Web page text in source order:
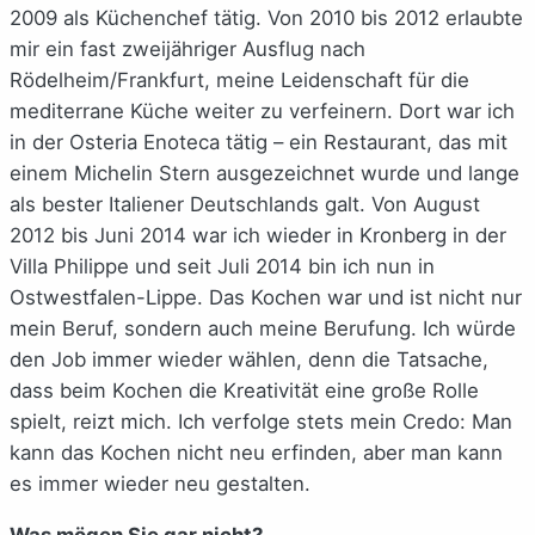
2009 als Küchenchef tätig. Von 2010 bis 2012 erlaubte
mir ein fast zweijähriger Ausflug nach
Rödelheim/Frankfurt, meine Leidenschaft für die
mediterrane Küche weiter zu verfeinern. Dort war ich
in der Osteria Enoteca tätig – ein Restaurant, das mit
einem Michelin Stern ausgezeichnet wurde und lange
als bester Italiener Deutschlands galt. Von August
2012 bis Juni 2014 war ich wieder in Kronberg in der
Villa Philippe und seit Juli 2014 bin ich nun in
Ostwestfalen-Lippe. Das Kochen war und ist nicht nur
mein Beruf, sondern auch meine Berufung. Ich würde
den Job immer wieder wählen, denn die Tatsache,
dass beim Kochen die Kreativität eine große Rolle
spielt, reizt mich. Ich verfolge stets mein Credo: Man
kann das Kochen nicht neu erfinden, aber man kann
es immer wieder neu gestalten.